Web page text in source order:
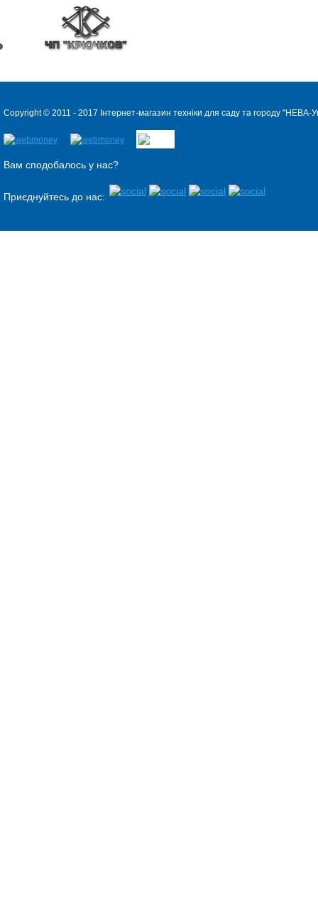
Copyright © 2011 - 2017 Інтернет-магазин техніки для саду та городу "НЕВА-
Вам сподобалось у нас?
Приєднуйтесь до нас: